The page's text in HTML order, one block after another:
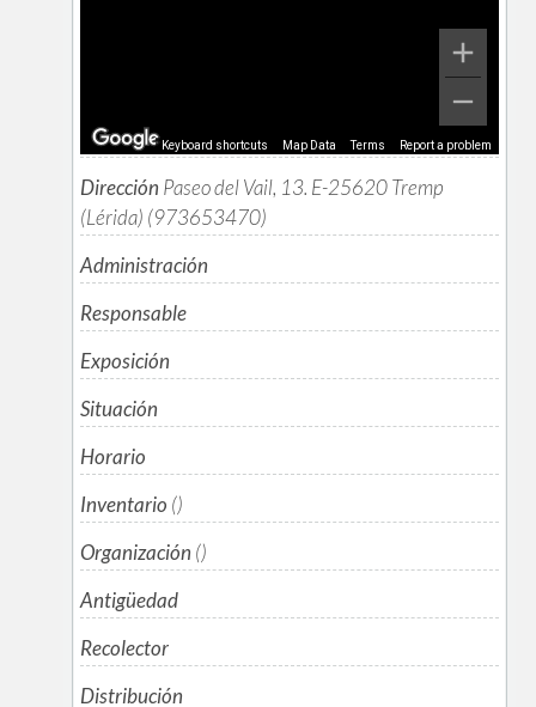
Keyboard shortcuts Map Data Terms Report a problem
Dirección Paseo del Vail, 13. E-25620 Tremp
(Lérida) (973653470)
Administración
Responsable
Exposición
Situación
Horario
Inventario ()
Organización ()
Antigüedad
Recolector
Distribución